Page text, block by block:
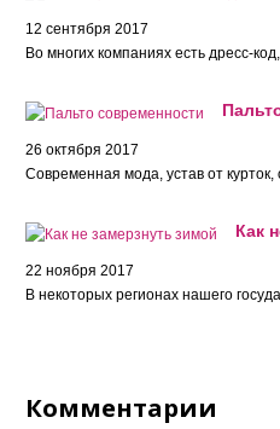
12 сентября 2017
Во многих компаниях есть дресс-
26 октября 2017
Современная мода, устав от курток,
Как
22 ноября 2017
В некоторых регионах нашего
Комментарии